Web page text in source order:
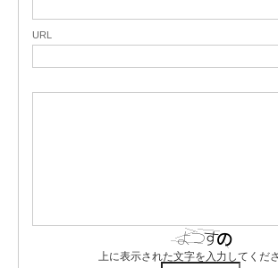
URL
上に表示された文字を入力してくださ